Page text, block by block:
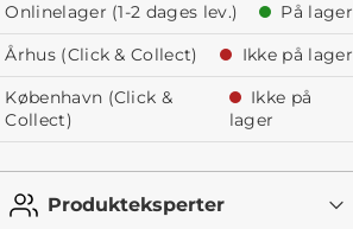
Onlinelager (1-2 dages lev.)
På lager
Århus (Click & Collect)
Ikke på lager
København (Click &
Collect)
Ikke på
lager
Produkteksperter